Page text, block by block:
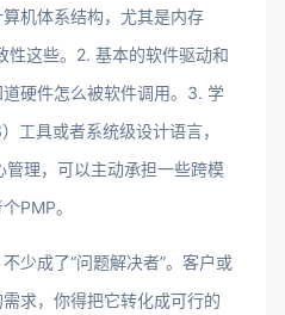
机体系结构，尤其是内存
性这些。2. 基本的软件驱动和
硬件怎么被软件调用。3. 学
工具或者系统级设计语言，
理，可以主动承担一些跨模
PMP。
少成了“问题解决者”。客户或
求，你得把它转化成可行的